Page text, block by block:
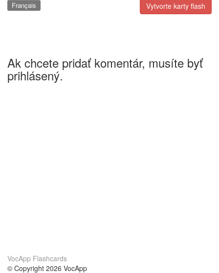
Vytvorte karty flash
Français
Ak chcete pridať komentár, musíte byť
prihlásený.
VocApp Flashcards
© Copyright 2026 VocApp